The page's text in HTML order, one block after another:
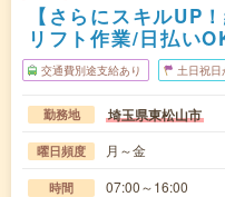
【さらにスキルUP
リフト作業/日払い
交通費別途支給あり 土日祝日
勤務地 埼玉県東松山市
曜日頻度 月～金
時間 07:00～16:00